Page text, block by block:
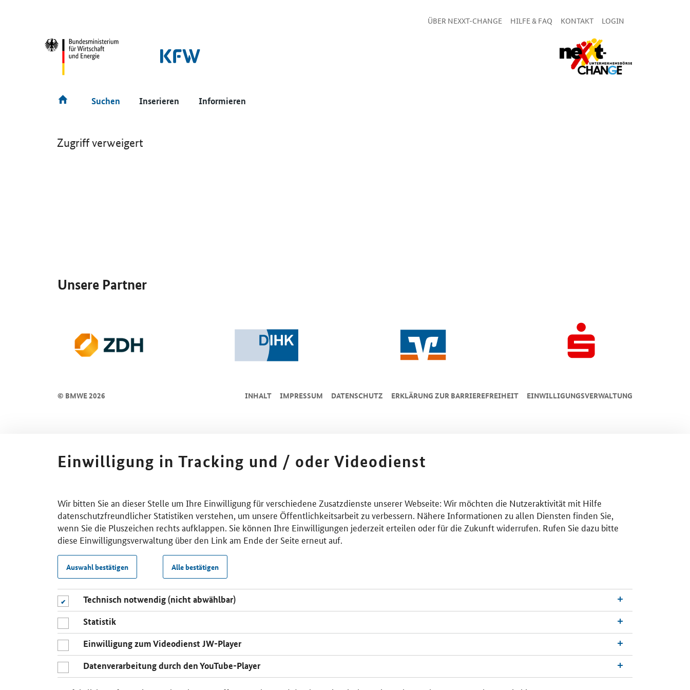
ÜBER NEXXT-CHANGE HILFE & FAQ KONTAKT LOGIN
Suchen Inserieren Informieren
Zugriff verweigert
Unsere Partner
© BMWE 2026 INHALT IMPRESSUM DA­TEN­SCHUTZ ERKLÄRUNG ZUR BARRIEREFREIHEIT EINWILLIGUNGSVERWALTUNG
Einwilligung in Tracking und / oder Videodienst
Wir bitten Sie an dieser Stelle um Ihre Einwilligung für verschiedene Zusatzdienste unserer Webseite: Wir möchten die Nutzeraktivität mit Hilfe
datenschutzfreundlicher Statistiken verstehen, um unsere Öffentlichkeitsarbeit zu verbessern. Nähere Informationen zu allen Diensten finden Sie,
wenn Sie die Pluszeichen rechts aufklappen. Sie können Ihre Einwilligungen jederzeit erteilen oder für die Zukunft widerrufen. Rufen Sie dazu bitte
diese Einwilligungsverwaltung über den Link am Ende der Seite erneut auf.
Auswahl bestätigen Alle bestätigen
Technisch notwendig (nicht abwählbar)
Statistik
Einwilligung zum Videodienst JW-Player
Datenverarbeitung durch den YouTube-Player